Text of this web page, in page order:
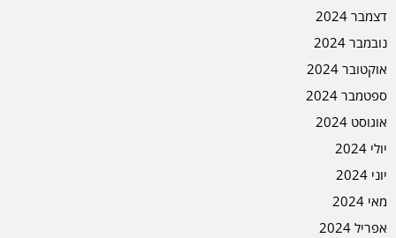
דצמבר 2024
נובמבר 2024
אוקטובר 2024
ספטמבר 2024
אוגוסט 2024
יולי 2024
יוני 2024
מאי 2024
אפריל 2024